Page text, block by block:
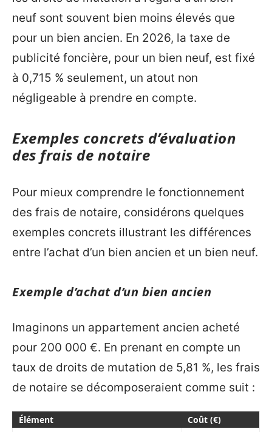
neuf sont souvent bien moins élevés que
pour un bien ancien. En 2026, la taxe de
publicité foncière, pour un bien neuf, est fixé
à 0,715 % seulement, un atout non
négligeable à prendre en compte.
Exemples concrets d’évaluation
des frais de notaire
Pour mieux comprendre le fonctionnement
des frais de notaire, considérons quelques
exemples concrets illustrant les différences
entre l’achat d’un bien ancien et un bien neuf.
Exemple d’achat d’un bien ancien
Imaginons un appartement ancien acheté
pour 200 000 €. En prenant en compte un
taux de droits de mutation de 5,81 %, les frais
de notaire se décomposeraient comme suit :
Élément
Coût (€)